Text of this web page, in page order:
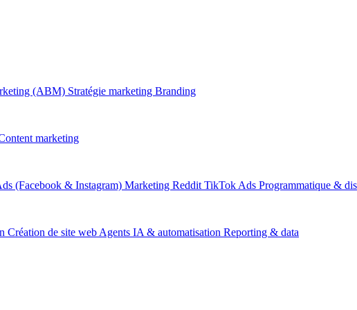
(ABM) Stratégie marketing Branding
marketing
(Facebook & Instagram) Marketing Reddit TikTok Ads Programmatique &
Création de site web Agents IA & automatisation Reporting & data